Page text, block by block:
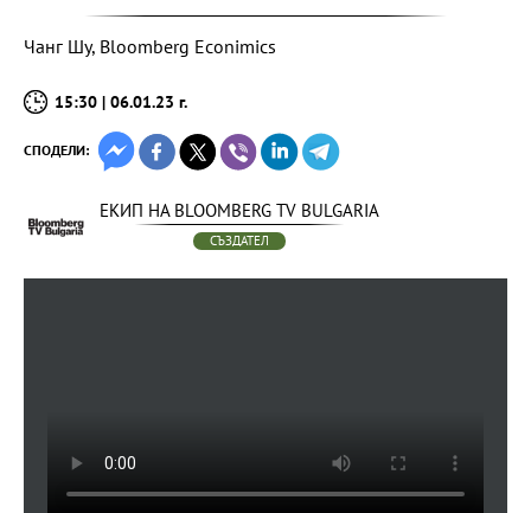
Чанг Шу, Bloomberg Econimics
15:30 | 06.01.23 г.
СПОДЕЛИ:
ЕКИП НА BLOOMBERG TV BULGARIA
СЪЗДАТЕЛ